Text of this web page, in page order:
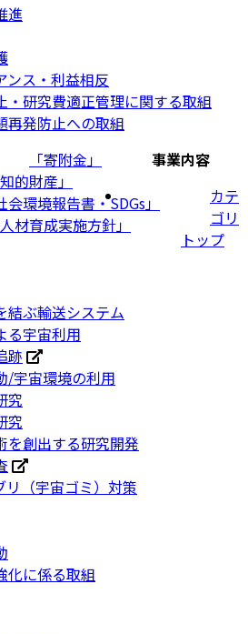
進
ンス・利益相反
・研究費適正管理に関する取組
再発防止への取組
「寄附金」
知的財産」
環境報告書・SDGs」
人材育成実施方針」
事業内容
カテ
ゴリ
トップ
結ぶ輸送システム
る宇宙利用
跡
/宇宙環境の利用
究
究
を創出する研究開発
リ（宇宙ゴミ）対策
化に係る取組